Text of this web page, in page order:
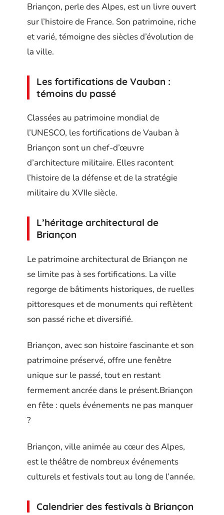
Briançon, perle des Alpes, est un livre ouvert
sur l’histoire de France. Son patrimoine, riche
et varié, témoigne des siècles d’évolution de
la ville.
Les fortifications de Vauban :
témoins du passé
Classées au patrimoine mondial de
l’UNESCO, les fortifications de Vauban à
Briançon sont un chef-d’œuvre
d’architecture militaire. Elles racontent
l’histoire de la défense et de la stratégie
militaire du XVIIe siècle.
L’héritage architectural de
Briançon
Le patrimoine architectural de Briançon ne
se limite pas à ses fortifications. La ville
regorge de bâtiments historiques, de ruelles
pittoresques et de monuments qui reflètent
son passé riche et diversifié.
Briançon, avec son histoire fascinante et son
patrimoine préservé, offre une fenêtre
unique sur le passé, tout en restant
fermement ancrée dans le présent.Briançon
en fête : quels événements ne pas manquer
?
Briançon, ville animée au cœur des Alpes,
est le théâtre de nombreux événements
culturels et festivals tout au long de l’année.
Calendrier des festivals à Briançon